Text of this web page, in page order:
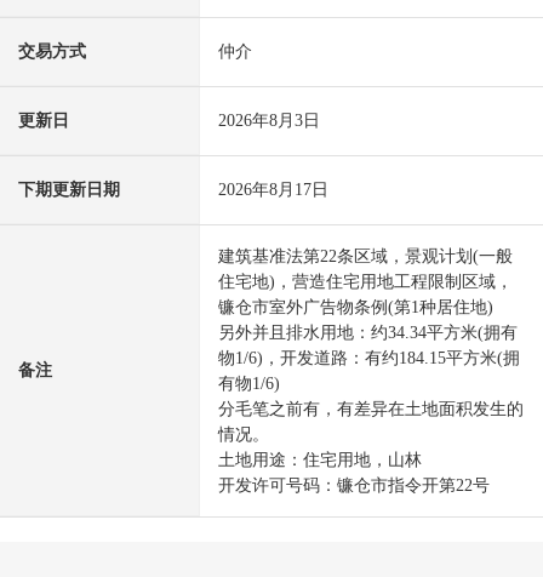
交易方式 仲介
更新日 2026年8月3日
下期更新日期 2026年8月17日
备注
建筑基准法第22条区域，景观计划(一般
住宅地)，营造住宅用地工程限制区域，
镰仓市室外广告物条例(第1种居住地)
另外并且排水用地：约34.34平方米(拥有
物1/6)，开发道路：有约184.15平方米(拥
有物1/6)
分毛笔之前有，有差异在土地面积发生的
情况。
土地用途：住宅用地，山林
开发许可号码：镰仓市指令开第22号